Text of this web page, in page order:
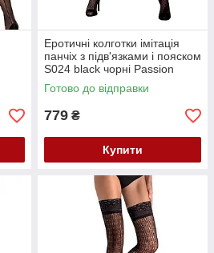
Еротичні колготки імітація
панчіх з підв'язками і пояском
S024 black чорні Passion
пристрасть Кайф
Готово до відправки
779 ₴
Купити